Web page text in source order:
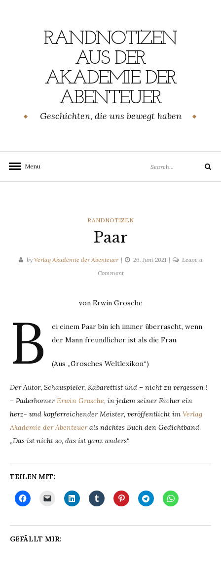
RANDNOTIZEN
AUS DER
AKADEMIE DER
ABENTEUER
Geschichten, die uns bewegt haben
Menu
for:
Search
CATEGORIES
RANDNOTIZEN
Paar
by Verlag Akademie der Abenteuer 26. Juni 2021
Leave a
Commenton
von Erwin Grosche
B
ei einem Paar bin ich immer überrascht, wenn
der Mann freundlicher ist als die Frau.
(Aus „Grosches Weltlexikon“)
Der Autor, Schauspieler, Kabarettist und – nicht zu vergessen !
– PaderbornerErwin Grosche, in jedem seiner Fächer ein
herz- und kopferreichender Meister, veröffentlicht im Verlag
Akademie der Abenteuerals nächtes Buch den Gedichtband
„Das ist nicht so, das ist ganz anders“.
TEILEN MIT:
GEFÄLLT MIR: